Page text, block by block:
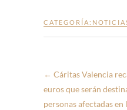
CATEGORÍA:
← Cáritas Valencia
euros que serán
personas afectadas